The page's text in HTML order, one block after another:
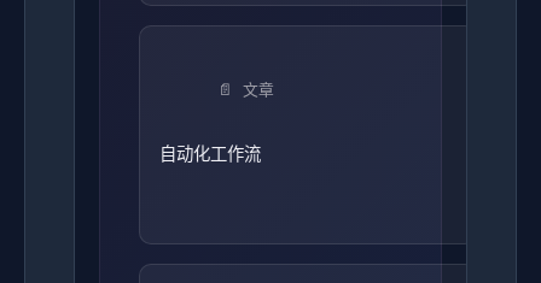
📄 文章
自动化工作流